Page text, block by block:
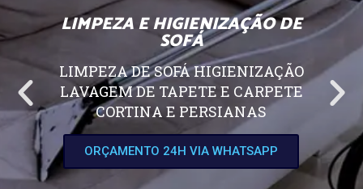
LIMPEZA E HIGIENIZAÇÃO DE
SOFÁ
LIMPEZA DE SOFÁ HIGIENIZAÇÃO
LAVAGEM DE TAPETE E CARPETE
CORTINA E PERSIANAS
ORÇAMENTO 24H VIA WHATSAPP